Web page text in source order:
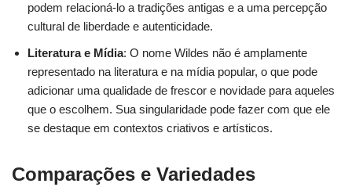
podem relacioná-lo a tradições antigas e a uma percepção
cultural de liberdade e autenticidade.
Literatura e Mídia: O nome Wildes não é amplamente
representado na literatura e na mídia popular, o que pode
adicionar uma qualidade de frescor e novidade para aqueles
que o escolhem. Sua singularidade pode fazer com que ele
se destaque em contextos criativos e artísticos.
Comparações e Variedades